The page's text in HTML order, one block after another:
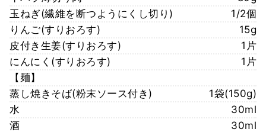
玉ねぎ(繊維を断つようにくし切り)
1/2個
りんご(すりおろす)
15g
皮付き生姜(すりおろす)
1片
にんにく(すりおろす)
1片
【麺】
蒸し焼きそば(粉末ソース付き)
1袋(150g)
水
30ml
酒
30ml